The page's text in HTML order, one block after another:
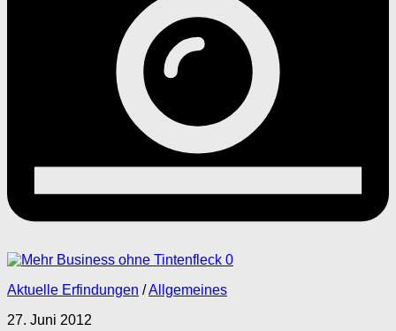
0
Aktuelle Erfindungen /Allgemeines
27. Juni 2012